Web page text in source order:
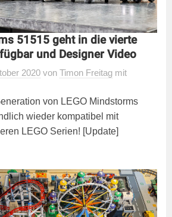
51515 geht in die vierte
und Designer Video
2020 von Timon Freitag mit
von LEGO Mindstorms
wieder kompatibel mit
LEGO Serien! [Update]